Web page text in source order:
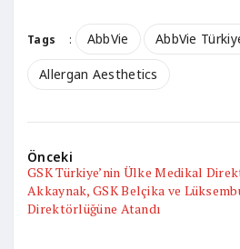
Tags : AbbVie AbbVie
Allergan Aesthetics
Önceki
GSK Türkiye’nin Ülke Medikal
Akkaynak, GSK Belçika ve
Direktörlüğüne Atandı